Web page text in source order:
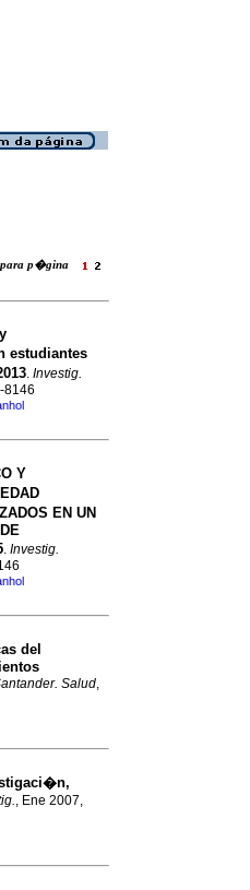
p�gina
estudiantes
. Investig.
8146
Y
EN UN
. Investig.
del
Salud,
, Ene 2007,